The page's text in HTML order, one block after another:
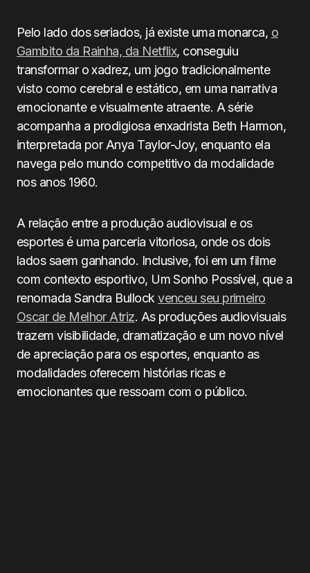
Pelo lado dos seriados, já existe uma monarca, o
Gambito da Rainha, da Netflix, conseguiu
transformar o xadrez, um jogo tradicionalmente
visto como cerebral e estático, em uma narrativa
emocionante e visualmente atraente. A série
acompanha a prodigiosa enxadrista Beth Harmon,
interpretada por Anya Taylor-Joy, enquanto ela
navega pelo mundo competitivo da modalidade
nos anos 1960.
A relação entre a produção audiovisual e os
esportes é uma parceria vitoriosa, onde os dois
lados saem ganhando. Inclusive, foi em um filme
com contexto esportivo, Um Sonho Possível, que a
renomada Sandra Bullockvenceu seu primeiro
Oscar de Melhor Atriz. As produções audiovisuais
trazem visibilidade, dramatização e um novo nível
de apreciação para os esportes, enquanto as
modalidades oferecem histórias ricas e
emocionantes que ressoam com o público.